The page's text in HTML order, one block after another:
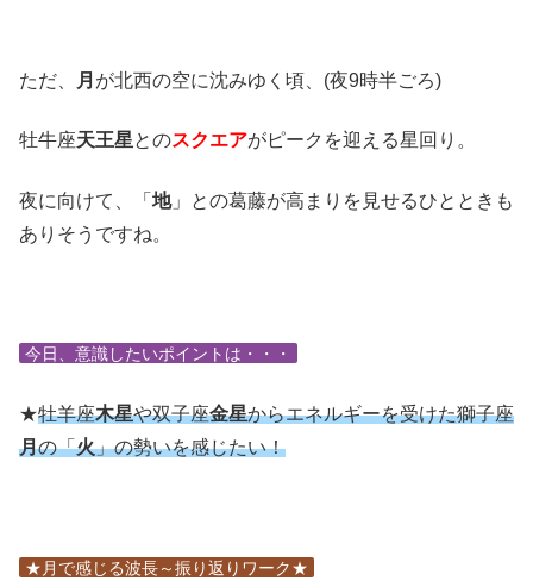
ただ、 月 が北西の空に沈みゆく頃、(夜9時半ごろ)
牡牛座天王星とのスクエアがピークを迎える星回り。
夜に向けて、「 地」との葛藤が高まりを見せるひとときも
ありそうですね。
今日、意識したいポイントは・・・
★牡羊座木星や双子座金星からエネルギーを受けた獅子座
月の「火」の勢いを感じたい！
★月で感じる波長～振り返りワーク★